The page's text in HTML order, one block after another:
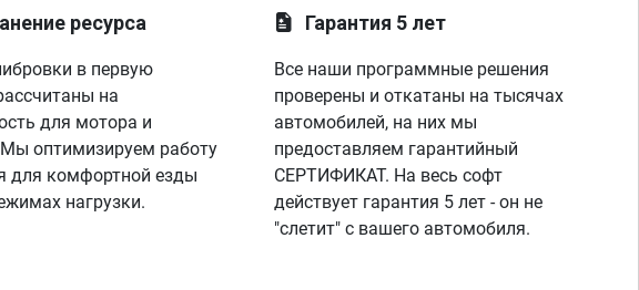
ресурса
в первую
на
для мотора и
оптимизируем работу
для комфортной езды
нагрузки.
Гарантия 5 лет
Все наши программные решения
проверены и откатаны на тысячах
автомобилей, на них мы
предоставляем гарантийный
СЕРТИФИКАТ. На весь софт
действует гарантия 5 лет - он не
"слетит" с вашего автомобиля.